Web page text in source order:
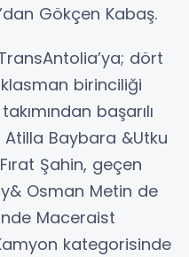
Gökçen Kabaş.
dört
birinciliği
başarılı
Atilla Baybara &Utku
Şahin, geçen
Osman Metin de
Maceraist
kategorisinde